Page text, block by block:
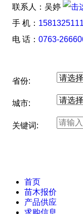
联系人：吴婷
手 机：
电 话： 0763-
省份:
城市:
关键词:
首页
苗木报价
产品供应